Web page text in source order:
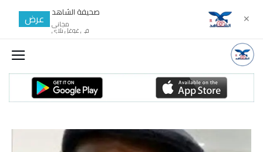
✕ صحيفة الشاهد
مجانى
في غوغل بلاي
عرض